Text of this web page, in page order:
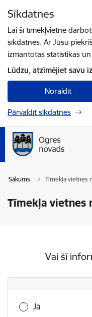
Sīkdatnes
Lai šī tīmekļvietne
sīkdatnes. Ar Jūsu
izmantotas statistikas
Lūdzu, atzīmējiet savu
Noraidīt
Pārvaldīt sīkdatnes
Sākums Tīmekļa vietnes
Tīmekļa vietnes
Vai šī
Vai šī informācija
Jā